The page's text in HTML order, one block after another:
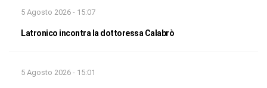
5 Agosto 2026 - 15:07
Latronico incontra la dottoressa Calabrò
5 Agosto 2026 - 15:01